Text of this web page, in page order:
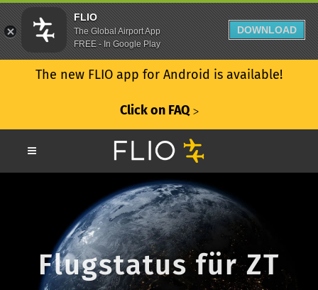
The new FLIO app for Android is available!
Click on FAQ ᐳ
Flugstatus für ZT
FLIO
The Global Airport App
FREE - In Google Play
DOWNLOAD